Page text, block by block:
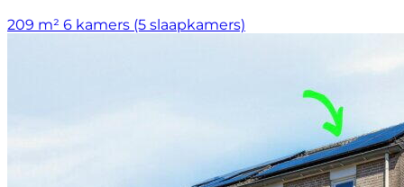
209 m² 6 kamers (5 slaapkamers)